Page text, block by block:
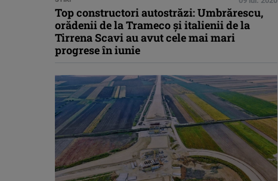
Top constructori autostrăzi: Umbrărescu,
orădenii de la Trameco și italienii de la
Tirrena Scavi au avut cele mai mari
progrese în iunie